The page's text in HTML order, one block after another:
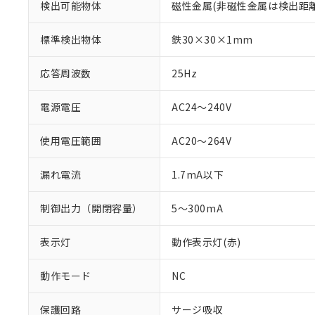
検出可能物体 磁性金属(非磁性金属は検出距
標準検出物体 鉄30×30×1mm
応答周波数 25Hz
電源電圧 AC24～240V
使用電圧範囲 AC20～264V
漏れ電流 1.7mA以下
制御出力（開閉容量） 5～300mA
表示灯 動作表示灯(赤)
動作モード NC
保護回路 サージ吸収
※1 対応状況
対応済み：EU
対応予定：EU
※1 中国